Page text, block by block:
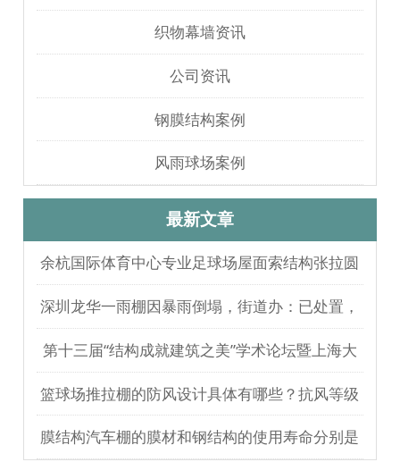
织物幕墙资讯
公司资讯
钢膜结构案例
风雨球场案例
最新文章
余杭国际体育中心专业足球场屋面索结构张拉圆
满完成
深圳龙华一雨棚因暴雨倒塌，街道办：已处置，
无人员伤亡
第十三届“结构成就建筑之美”学术论坛暨上海大
歌剧院观摩
篮球场推拉棚的防风设计具体有哪些？抗风等级
如何测试验证？
膜结构汽车棚的膜材和钢结构的使用寿命分别是